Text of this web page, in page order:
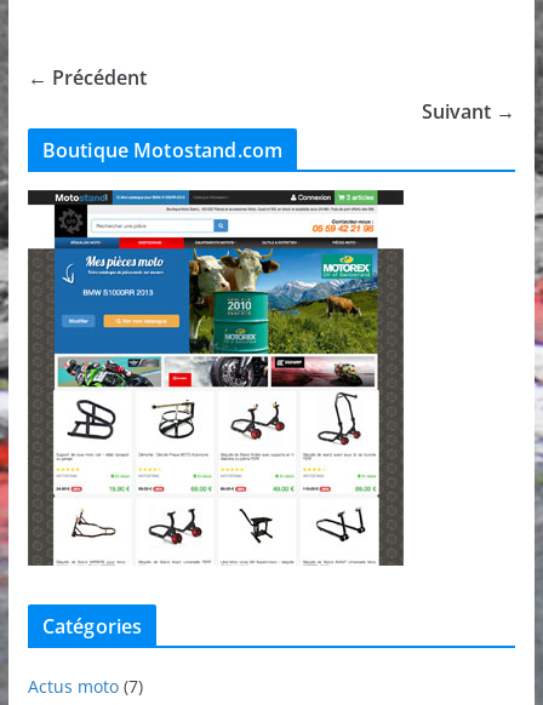
← Précédent
Suivant →
Boutique Motostand.com
Catégories
Actus moto(7)